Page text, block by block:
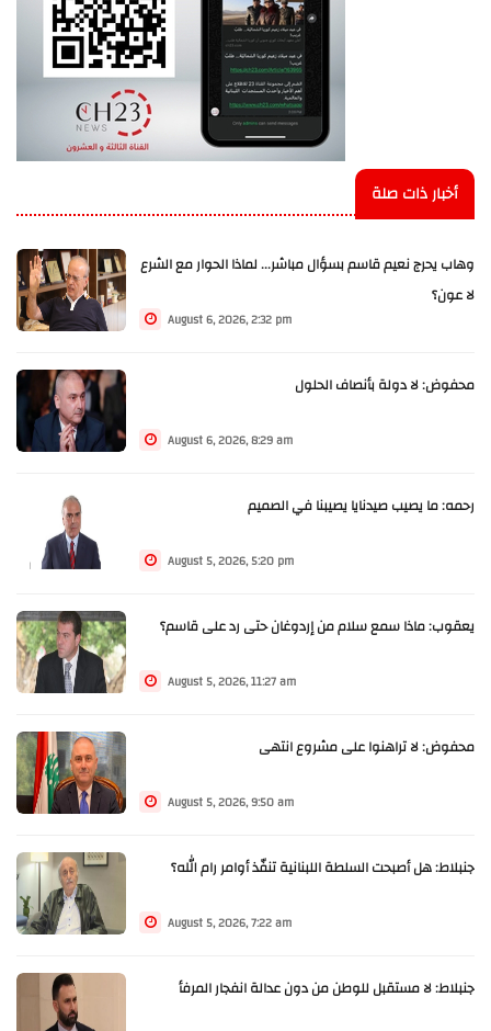
أخبار ذات صلة
وهاب يحرج نعيم قاسم بسؤال مباشر... لماذا الحوار مع الشرع
لا عون؟
August 6, 2026, 2:32 pm
محفوض: لا دولة بأنصاف الحلول
August 6, 2026, 8:29 am
رحمه: ما يصيب صيدنايا يصيبنا في الصميم
August 5, 2026, 5:20 pm
يعقوب: ماذا سمع سلام من إردوغان حتى رد على قاسم؟
August 5, 2026, 11:27 am
محفوض: لا تراهنوا على مشروع انتهى
August 5, 2026, 9:50 am
جنبلاط: هل أصبحت السلطة اللبنانية تنفّذ أوامر رام الله؟
August 5, 2026, 7:22 am
جنبلاط: لا مستقبل للوطن من دون عدالة انفجار المرفأ